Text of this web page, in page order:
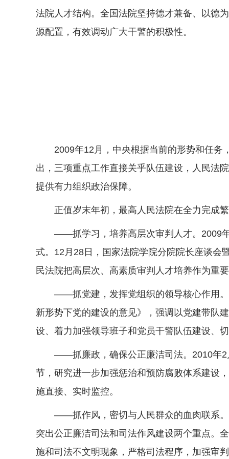
法院人才结构。全国法院坚持德才兼备、以德
源配置，有效调动广大干警的积极性。
2009年12月，中央根据当前的形势和任务
出，三项重点工作直接关乎队伍建设，人民法
提供有力组织政治保障。
正值岁末年初，最高人民法院在全力完成繁
——抓学习，培养高层次审判人才。2009年
式。12月28日，国家法院学院分院院长座谈会
民法院把高层次、高素质审判人才培养作为重
——抓党建，发挥党组织的领导核心作用。
新形势下党的建设的意见》，强调以党建带队
设、着力加强领导班子和党员干警队伍建设、
——抓廉政，确保公正廉洁司法。2010年2月
节，研究进一步加强惩治和预防腐败体系建设
施直接、实时监控。
——抓作风，密切与人民群众的血肉联系。最
突出公正廉洁司法和司法作风建设两个重点。
施和司法不文明现象，严格司法程序，加强审